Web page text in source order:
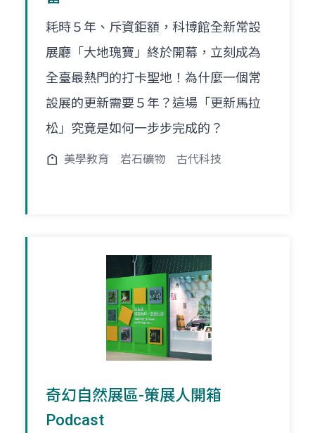
耗時５年、斥資鉅額，科博館全新常設
展廳「大地瑰寶」終於開幕，立刻成為
全臺最熱門的打卡聖地！為什麼一個常
設展的更新需要５年？這場「更新馬拉
松」究竟是如何一步步完成的？
美學教育 岩石礦物 古代科技
奇幻自然展區-策展人開箱
Podcast